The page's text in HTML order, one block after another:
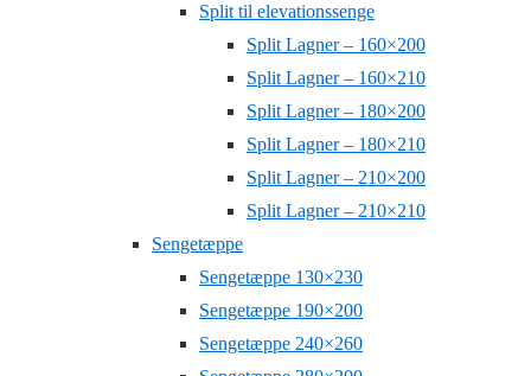
Split til elevationssenge
Split Lagner – 160×200
Split Lagner – 160×210
Split Lagner – 180×200
Split Lagner – 180×210
Split Lagner – 210×200
Split Lagner – 210×210
Sengetæppe
Sengetæppe 130×230
Sengetæppe 190×200
Sengetæppe 240×260